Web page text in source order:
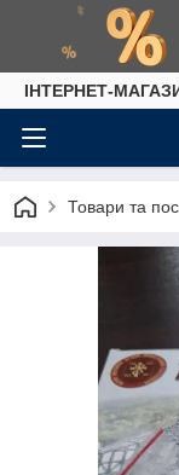
IНТЕРНЕТ-
Товари та